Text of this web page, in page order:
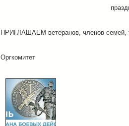
ПРИГЛАШАЕМ ветеранов, членов семей,
Оргкомитет